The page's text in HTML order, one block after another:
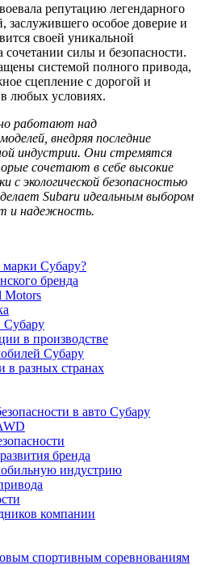
репутацию легендарного
заслужившего особое доверие и
своей уникальной
силы и безопасности.
системой полного привода,
сцепление с дорогой и
любых условиях.
работают над
внедряя последние
индустрии. Они стремятся
сочетают в себе высокие
с экологической безопасностью
Subaru идеальным выбором
и надежность.
Субару?
бренда
Motors
Субару
в производстве
Субару
в разных странах
в авто Субару
бренда
индустрию
компании
спортивным соревнованиям